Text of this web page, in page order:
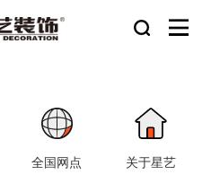
全国网点 关于星艺